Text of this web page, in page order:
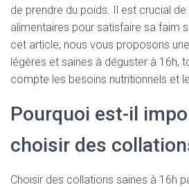
de prendre du poids. Il est crucial
alimentaires pour satisfaire sa faim
cet article, nous vous proposons
légères et saines à déguster à 16h,
compte les besoins nutritionnels et
Pourquoi est-il
choisir des
Choisir des collations saines à 16h